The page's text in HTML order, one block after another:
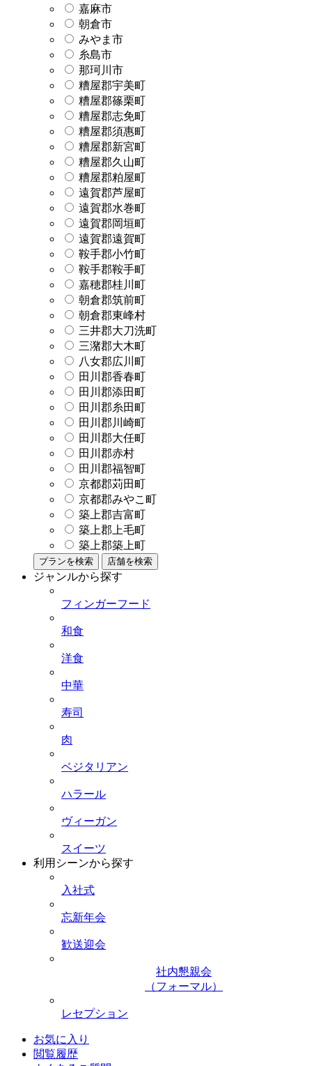
嘉麻市
朝倉市
みやま市
糸島市
那珂川市
糟屋郡宇美町
糟屋郡篠栗町
糟屋郡志免町
糟屋郡須惠町
糟屋郡新宮町
糟屋郡久山町
糟屋郡粕屋町
遠賀郡芦屋町
遠賀郡水巻町
遠賀郡岡垣町
遠賀郡遠賀町
鞍手郡小竹町
鞍手郡鞍手町
嘉穂郡桂川町
朝倉郡筑前町
朝倉郡東峰村
三井郡大刀洗町
三潴郡大木町
八女郡広川町
田川郡香春町
田川郡添田町
田川郡糸田町
田川郡川崎町
田川郡大任町
田川郡赤村
田川郡福智町
京都郡苅田町
京都郡みやこ町
築上郡吉富町
築上郡上毛町
築上郡築上町
プランを検索 店舗を検索
ジャンルから探す
フィンガーフード
和食
洋食
中華
寿司
肉
ベジタリアン
ハラール
ヴィーガン
スイーツ
利用シーンから探す
入社式
忘新年会
歓送迎会
社内懇親会
（フォーマル）
レセプション
お気に入り
閲覧履歴